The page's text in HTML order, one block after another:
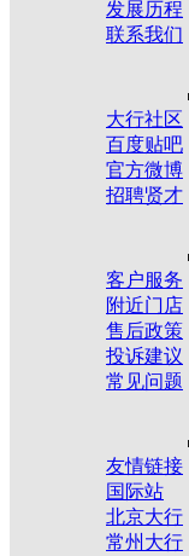
发展历程
联系我们
大行社区
百度贴吧
官方微博
招聘贤才
客户服务
附近门店
售后政策
投诉建议
常见问题
友情链接
国际站
北京大行
常州大行